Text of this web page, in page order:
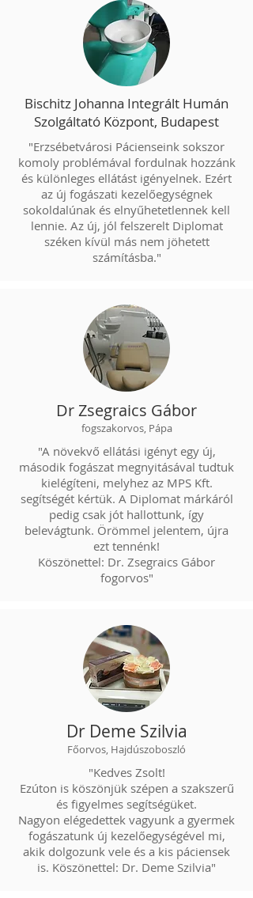
Bischitz Johanna Integrált Humán
Szolgáltató Központ, Budapest
"Erzsébetvárosi Pácienseink sokszor
komoly problémával fordulnak hozzánk
és különleges ellátást igényelnek. Ezért
az új fogászati kezelőegységnek
sokoldalúnak és elnyűhetetlennek kell
lennie. Az új, jól felszerelt Diplomat
széken kívül más nem jöhetett
számításba."
Dr Zsegraics Gábor
fogszakorvos, Pápa
"A növekvő ellátási igényt egy új,
második fogászat megnyitásával tudtuk
kielégíteni, melyhez az MPS Kft.
segítségét kértük. A Diplomat márkáról
pedig csak jót hallottunk, így
belevágtunk. Örömmel jelentem, újra
ezt tennénk!
Köszönettel: Dr. Zsegraics Gábor
fogorvos"
Dr Deme Szilvia
Főorvos, Hajdúszoboszló
"Kedves Zsolt!
Ezúton is köszönjük szépen a szakszerű
és figyelmes segítségüket.
Nagyon elégedettek vagyunk a gyermek
fogászatunk új kezelőegységével mi,
akik dolgozunk vele és a kis páciensek
is. Köszönettel: Dr. Deme Szilvia"